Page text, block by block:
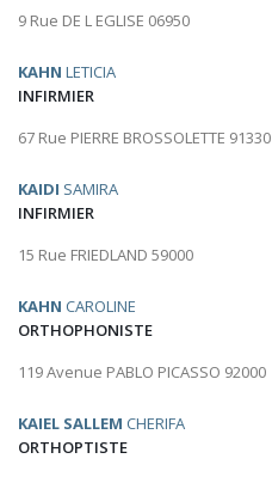
9 Rue DE L EGLISE 06950
KAHN LETICIA
INFIRMIER
67 Rue PIERRE BROSSOLETTE 91330
KAIDI SAMIRA
INFIRMIER
15 Rue FRIEDLAND 59000
KAHN CAROLINE
ORTHOPHONISTE
119 Avenue PABLO PICASSO 92000
KAIEL SALLEM CHERIFA
ORTHOPTISTE